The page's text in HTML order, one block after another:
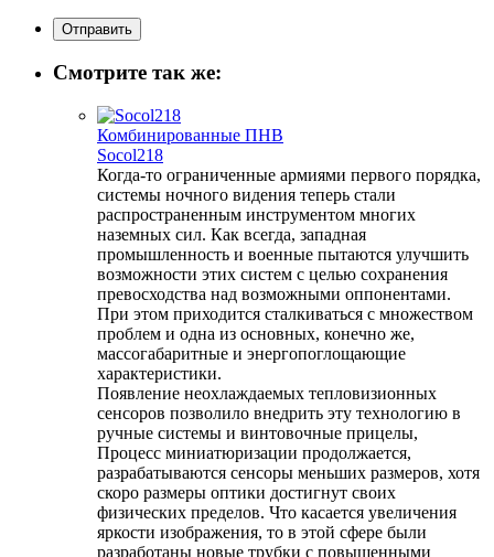
Отправить
Смотрите так же:
Комбинированные ПНВ
Socol218
Когда-то ограниченные армиями первого порядка,
системы ночного видения теперь стали
распространенным инструментом многих
наземных сил. Как всегда, западная
промышленность и военные пытаются улучшить
возможности этих систем с целью сохранения
превосходства над возможными оппонентами.
При этом приходится сталкиваться с множеством
проблем и одна из основных, конечно же,
массогабаритные и энергопоглощающие
характеристики.
Появление неохлаждаемых тепловизионных
сенсоров позволило внедрить эту технологию в
ручные системы и винтовочные прицелы,
Процесс миниатюризации продолжается,
разрабатываются сенсоры меньших размеров, хотя
скоро размеры оптики достигнут своих
физических пределов. Что касается увеличения
яркости изображения, то в этой сфере были
разработаны новые трубки с повышенными